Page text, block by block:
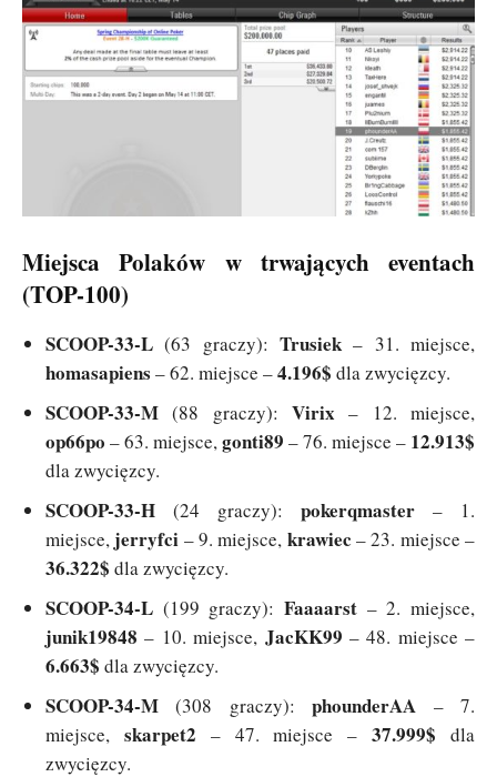
Miejsca Polaków w trwających eventach
(TOP-100)
SCOOP-33-L (63 graczy): Trusiek – 31. miejsce,
homasapiens – 62. miejsce –4.196$ dla zwycięzcy.
SCOOP-33-M (88 graczy): Virix – 12. miejsce,
op66po – 63. miejsce,gonti89 – 76. miejsce – 12.913$
dla zwycięzcy.
SCOOP-33-H (24 graczy): pokerqmaster – 1.
miejsce, jerryfci – 9. miejsce, krawiec – 23. miejsce –
36.322$ dla zwycięzcy.
SCOOP-34-L (199 graczy): Faaaarst – 2. miejsce,
junik19848 – 10. miejsce, JacKK99 – 48. miejsce –
6.663$ dla zwycięzcy.
SCOOP-34-M (308 graczy):phounderAA – 7.
miejsce, skarpet2 – 47. miejsce –37.999$ dla
zwycięzcy.